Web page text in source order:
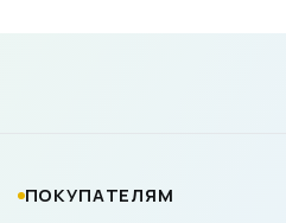
ПОКУПАТЕЛЯМ